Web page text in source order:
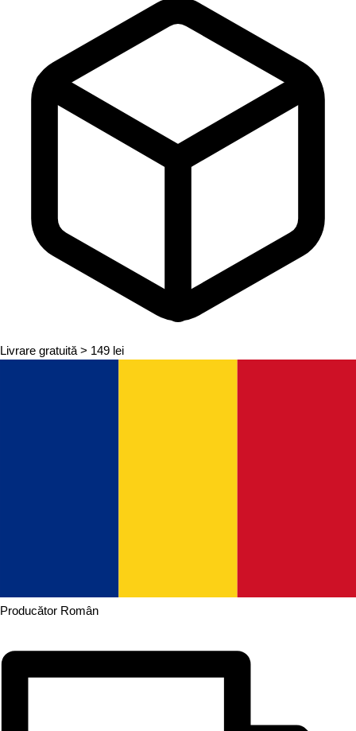
Livrare gratuită > 149 lei
Producător Român